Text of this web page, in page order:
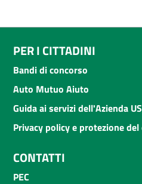
PER I CITTADINI
Bandi di concorso
Auto Mutuo Aiuto
Guida ai servizi dell'Azienda
Privacy policy e protezione
CONTATTI
PEC